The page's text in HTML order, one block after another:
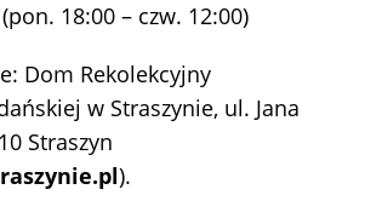
18:00 – czw. 12:00)
Dom Rekolekcyjny
w Straszynie, ul. Jana
Straszyn
).